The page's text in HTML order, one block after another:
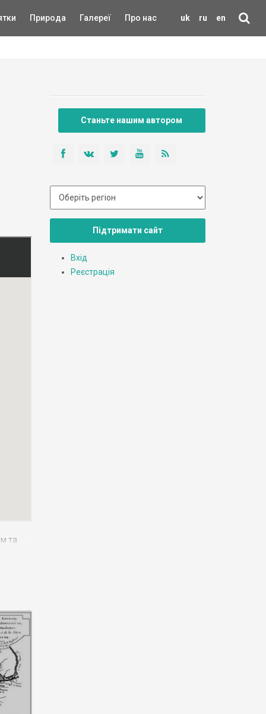
uk ru en
Природа Галереї Про нас
та
Станьте нашим автором
Підтримати сайт
Вхід
Реєстрація